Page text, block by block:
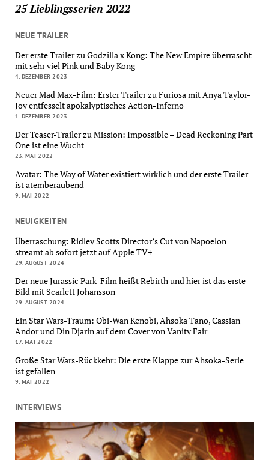
25 Lieblingsserien 2022
NEUE TRAILER
Der erste Trailer zu Godzilla x Kong: The New Empire überrascht
mit sehr viel Pink und Baby Kong
4. DEZEMBER 2023
Neuer Mad Max-Film: Erster Trailer zu Furiosa mit Anya Taylor-
Joy entfesselt apokalyptisches Action-Inferno
1. DEZEMBER 2023
Der Teaser-Trailer zu Mission: Impossible – Dead Reckoning Part
One ist eine Wucht
23. MAI 2022
Avatar: The Way of Water existiert wirklich und der erste Trailer
ist atemberaubend
9. MAI 2022
NEUIGKEITEN
Überraschung: Ridley Scotts Director’s Cut von Napoelon
streamt ab sofort jetzt auf Apple TV+
29. AUGUST 2024
Der neue Jurassic Park-Film heißt Rebirth und hier ist das erste
Bild mit Scarlett Johansson
29. AUGUST 2024
Ein Star Wars-Traum: Obi-Wan Kenobi, Ahsoka Tano, Cassian
Andor und Din Djarin auf dem Cover von Vanity Fair
17. MAI 2022
Große Star Wars-Rückkehr: Die erste Klappe zur Ahsoka-Serie
ist gefallen
9. MAI 2022
INTERVIEWS